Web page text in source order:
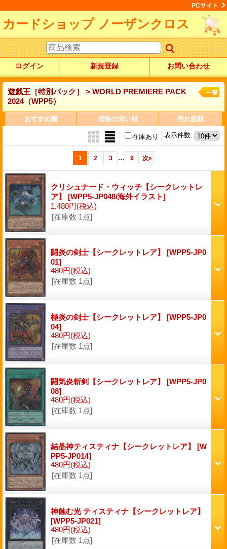
PCサイト
カードショップ ノーザンクロス
ログイン 新規登録 お問い合わせ
遊戯王［特別パック］ > WORLD PREMIERE PACK
2024（WPP5）
一覧
おすすめ順 価格の安い順 売れ筋順
表示件数:
在庫あり
1 2 3 ... 9 次»
クリシュナード・ウィッチ【シークレットレ
ア】 [WPP5-JP048/海外イラスト]
1,480円(税込)
[在庫数 1点]
闘炎の剣士【シークレットレア】 [WPP5-JP0
01]
480円(税込)
[在庫数 1点]
極炎の剣士【シークレットレア】 [WPP5-JP0
04]
480円(税込)
[在庫数 1点]
闘気炎斬剣【シークレットレア】 [WPP5-JP0
08]
480円(税込)
[在庫数 1点]
結晶神ティスティナ【シークレットレア】 [W
PP5-JP014]
480円(税込)
[在庫数 1点]
神蝕む光 ティスティナ【シークレットレア】
[WPP5-JP021]
480円(税込)
[在庫数 1点]